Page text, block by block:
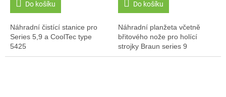
Do košíku
Náhradní čistící stanice pro
Series 5,9 a CoolTec type
5425
Do košíku
Náhradní planžeta včetně
břitového nože pro holící
strojky Braun series 9